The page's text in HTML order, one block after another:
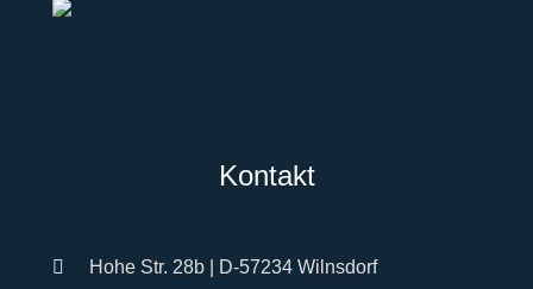
Kontakt
Hohe Str. 28b | D-57234 Wilnsdorf